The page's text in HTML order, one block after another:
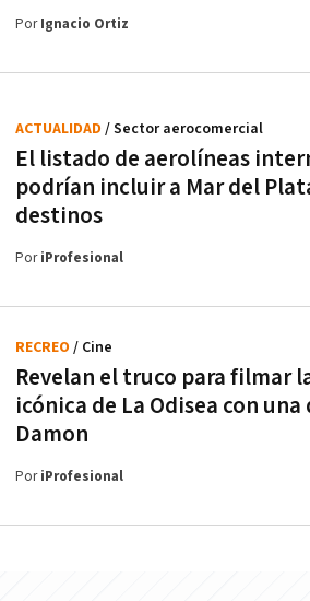
PorIgnacio Ortiz
El listado de aerolíneas
podrían incluir a Mar del
destinos
ACTUALIDAD / Sector aerocomercial
PoriProfesional
Revelan el truco para filmar
icónica de La Odisea con
Damon
RECREO / Cine
PoriProfesional